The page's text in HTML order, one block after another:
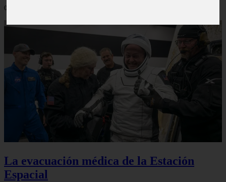
06/03/2026
La evacuación médica de la Estación
Espacial